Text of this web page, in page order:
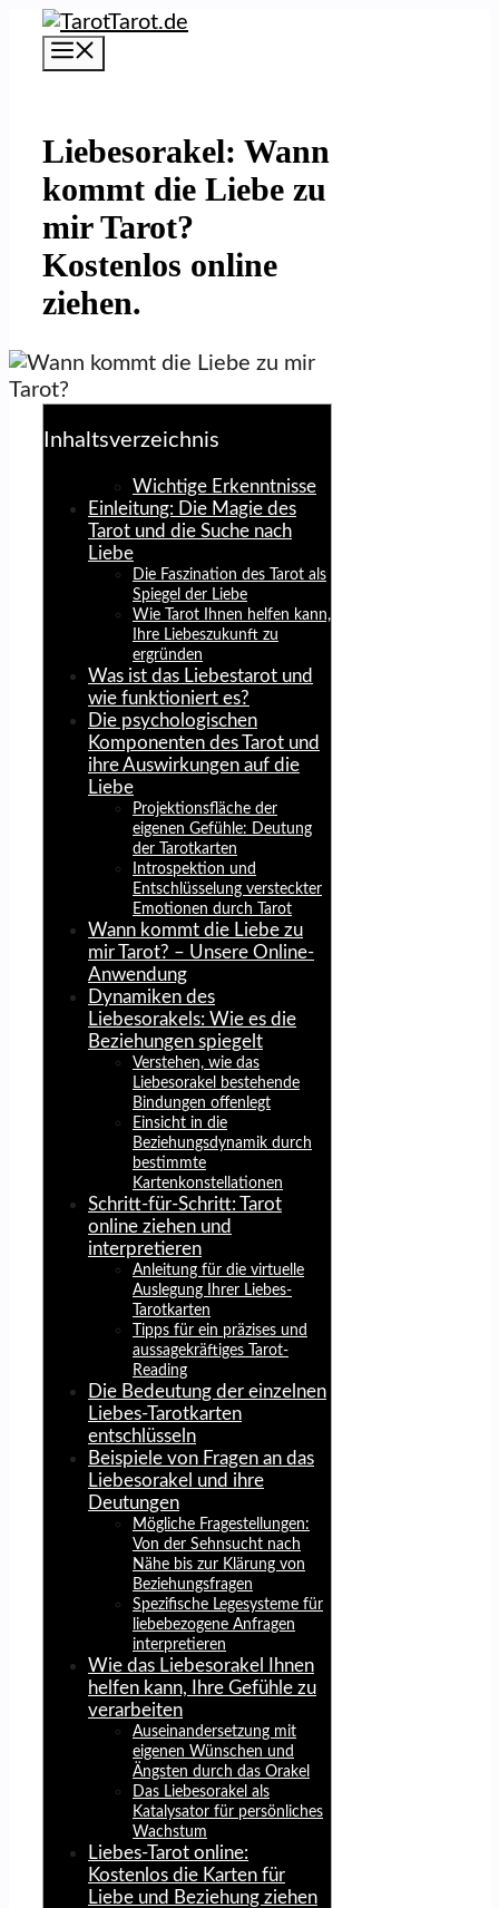
Zum
Inhalt
springen
Liebesorakel: Wann
kommt die Liebe zu
mir Tarot?
Kostenlos online
ziehen.
Inhaltsverzeichnis
Wichtige Erkenntnisse
Einleitung: Die Magie des
Tarot und die Suche nach
Liebe
Die Faszination des Tarot als
Spiegel der Liebe
Wie Tarot Ihnen helfen kann,
Ihre Liebeszukunft zu
ergründen
Was ist das Liebestarot und
wie funktioniert es?
Die psychologischen
Komponenten des Tarot und
ihre Auswirkungen auf die
Liebe
Projektionsfläche der
eigenen Gefühle: Deutung
der Tarotkarten
Introspektion und
Entschlüsselung versteckter
Emotionen durch Tarot
Wann kommt die Liebe zu
mir Tarot? – Unsere Online-
Anwendung
Dynamiken des
Liebesorakels: Wie es die
Beziehungen spiegelt
Verstehen, wie das
Liebesorakel bestehende
Bindungen offenlegt
Einsicht in die
Beziehungsdynamik durch
bestimmte
Kartenkonstellationen
Schritt-für-Schritt: Tarot
online ziehen und
interpretieren
Anleitung für die virtuelle
Auslegung Ihrer Liebes-
Tarotkarten
Tipps für ein präzises und
aussagekräftiges Tarot-
Reading
Die Bedeutung der einzelnen
Liebes-Tarotkarten
entschlüsseln
Beispiele von Fragen an das
Liebesorakel und ihre
Deutungen
Mögliche Fragestellungen:
Von der Sehnsucht nach
Nähe bis zur Klärung von
Beziehungsfragen
Spezifische Legesysteme für
liebebezogene Anfragen
interpretieren
Wie das Liebesorakel Ihnen
helfen kann, Ihre Gefühle zu
verarbeiten
Auseinandersetzung mit
eigenen Wünschen und
Ängsten durch das Orakel
Das Liebesorakel als
Katalysator für persönliches
Wachstum
Liebes-Tarot online:
Kostenlos die Karten für
Liebe und Beziehung ziehen